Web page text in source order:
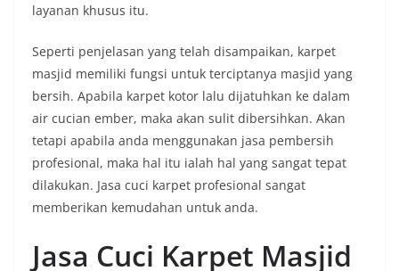
layanan khusus itu.
Seperti penjelasan yang telah disampaikan, karpet
masjid memiliki fungsi untuk terciptanya masjid yang
bersih. Apabila karpet kotor lalu dijatuhkan ke dalam
air cucian ember, maka akan sulit dibersihkan. Akan
tetapi apabila anda menggunakan jasa pembersih
profesional, maka hal itu ialah hal yang sangat tepat
dilakukan. Jasa cuci karpet profesional sangat
memberikan kemudahan untuk anda.
Jasa Cuci Karpet Masjid